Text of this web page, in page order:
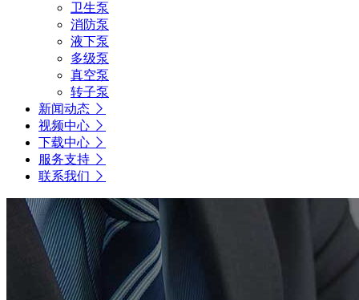
卫生泵
消防泵
液下泵
多级泵
真空泵
转子泵
新闻动态
视频中心
下载中心
服务支持
联系我们